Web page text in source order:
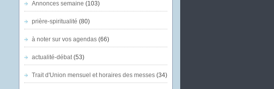
Annonces semaine (103)
prière-spiritualité (80)
à noter sur vos agendas(66)
actualité-débat(53)
Trait d'Union mensuel et horaires des messes(34)